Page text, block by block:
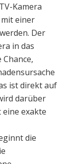
Kamera
einer
Der
in das
ist direkt auf
darüber
exakte
die